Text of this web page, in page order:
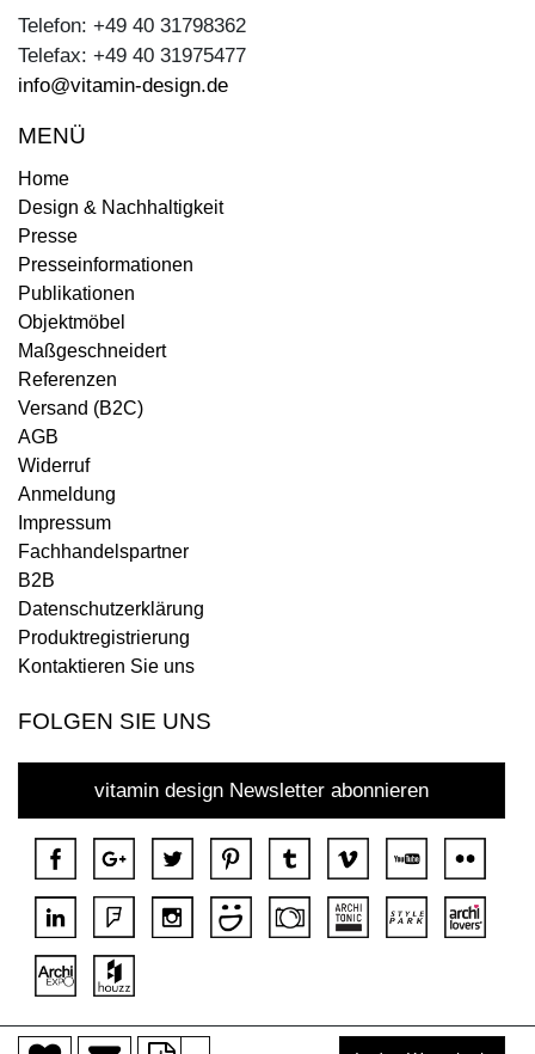
Telefon: +49 40 31798362
Telefax: +49 40 31975477
info@vitamin-design.de
MENÜ
Home
Design & Nachhaltigkeit
Presse
Presseinformationen
Publikationen
Objektmöbel
Maßgeschneidert
Referenzen
Versand (B2C)
AGB
Widerruf
Anmeldung
Impressum
Fachhandelspartner
B2B
Datenschutzerklärung
Produktregistrierung
Kontaktieren Sie uns
FOLGEN SIE UNS
vitamin design Newsletter abonnieren